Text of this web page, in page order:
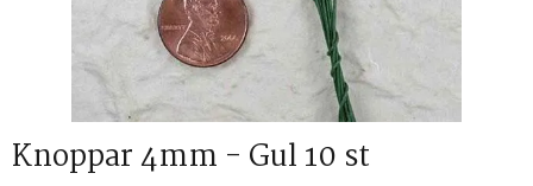
Knoppar 4mm - Gul 10 st